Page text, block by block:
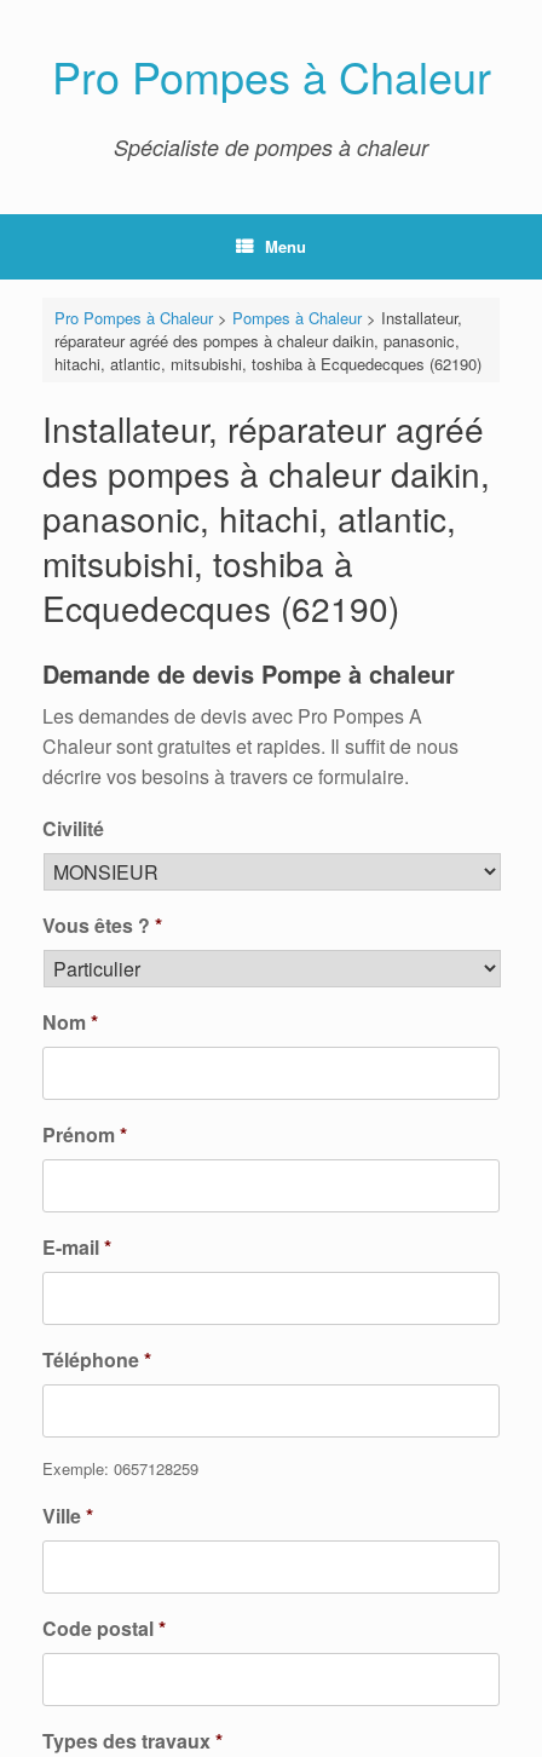
Pro Pompes à Chaleur
Spécialiste de pompes à chaleur
Menu
Pro Pompes à Chaleur> Pompes à Chaleur> Installateur,
réparateur agréé des pompes à chaleur daikin, panasonic,
hitachi, atlantic, mitsubishi, toshiba à Ecquedecques (62190)
Installateur, réparateur agréé
des pompes à chaleur daikin,
panasonic, hitachi, atlantic,
mitsubishi, toshiba à
Ecquedecques (62190)
Demande de devis Pompe à chaleur
Les demandes de devis avec Pro Pompes A
Chaleur sont gratuites et rapides. Il suffit de nous
décrire vos besoins à travers ce formulaire.
Civilité
Vous êtes ? *
Nom*
Prénom*
E-mail*
Téléphone*
Exemple: 0657128259
Ville*
Code postal*
Types des travaux*